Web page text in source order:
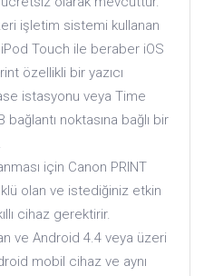
işletim sistemi kullanan
Touch ile beraber iOS
özellikli bir yazıcı
istasyonu veya Time
noktasına bağlı bir
için Canon PRINT
olan ve istediğiniz etkin
cihaz gerektirir.
ve Android 4.4 veya üzeri
mobil cihaz ve aynı